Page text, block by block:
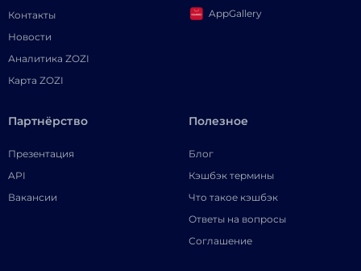
Контакты
Новости
Аналитика ZOZI
Карта ZOZI
AppGallery
Партнёрство
Презентация
API
Вакансии
Полезное
Блог
Кэшбэк термины
Что такое кэшбэк
Ответы на вопросы
Соглашение